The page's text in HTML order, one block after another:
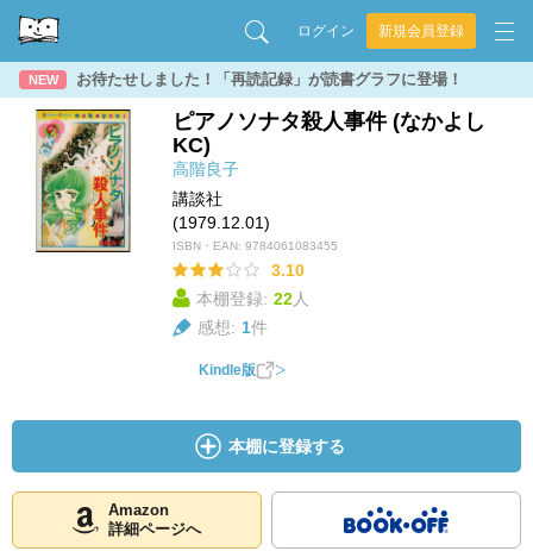
ログイン 新規会員登録
NEW お待たせしました！「再読記録」が読書グラフに登場！
ピアノソナタ殺人事件 (なかよし
KC)
高階良子
講談社
(1979.12.01)
ISBN・EAN: 9784061083455
3.10
本棚登録: 22人
感想: 1件
Kindle版
本棚に登録する
Amazon
詳細ページへ